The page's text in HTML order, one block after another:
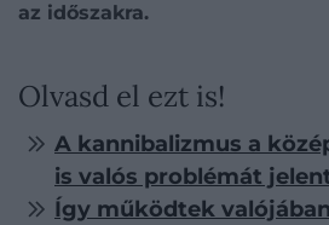
az időszakra.
Olvasd el ezt is!
A kannibalizmus a
is valós problémát
Így működtek